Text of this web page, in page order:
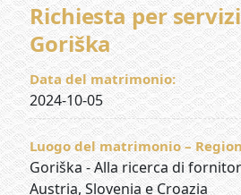
Richiesta per
Goriška
Data del matrimonio:
2024-10-05
Luogo del matrimonio –
Goriška - Alla ricerca di
Austria, Slovenia e Croazia